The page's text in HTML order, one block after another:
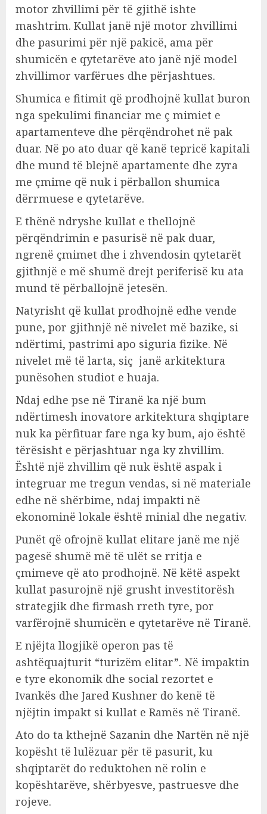
motor zhvillimi për të gjithë ishte
mashtrim. Kullat janë një motor zhvillimi
dhe pasurimi për një pakicë, ama për
shumicën e qytetarëve ato janë një model
zhvillimor varfërues dhe përjashtues.
Shumica e fitimit që prodhojnë kullat buron
nga spekulimi financiar me ç mimiet e
apartamenteve dhe përqëndrohet në pak
duar. Në po ato duar që kanë tepricë kapitali
dhe mund të blejnë apartamente dhe zyra
me çmime që nuk i përballon shumica
dërrmuese e qytetarëve.
E thënë ndryshe kullat e thellojnë
përqëndrimin e pasurisë në pak duar,
ngrenë çmimet dhe i zhvendosin qytetarët
gjithnjë e më shumë drejt periferisë ku ata
mund të përballojnë jetesën.
Natyrisht që kullat prodhojnë edhe vende
pune, por gjithnjë në nivelet më bazike, si
ndërtimi, pastrimi apo siguria fizike. Në
nivelet më të larta, siç janë arkitektura
punësohen studiot e huaja.
Ndaj edhe pse në Tiranë ka një bum
ndërtimesh inovatore arkitektura shqiptare
nuk ka përfituar fare nga ky bum, ajo është
tërësisht e përjashtuar nga ky zhvillim.
Është një zhvillim që nuk është aspak i
integruar me tregun vendas, si në materiale
edhe në shërbime, ndaj impakti në
ekonominë lokale është minial dhe negativ.
Punët që ofrojnë kullat elitare janë me një
pagesë shumë më të ulët se rritja e
çmimeve që ato prodhojnë. Në këtë aspekt
kullat pasurojnë një grusht investitorësh
strategjik dhe firmash rreth tyre, por
varfërojnë shumicën e qytetarëve në Tiranë.
E njëjta llogjikë operon pas të
ashtëquajturit “turizëm elitar”. Në impaktin
e tyre ekonomik dhe social rezortet e
Ivankës dhe Jared Kushner do kenë të
njëjtin impakt si kullat e Ramës në Tiranë.
Ato do ta kthejnë Sazanin dhe Nartën në një
kopësht të lulëzuar për të pasurit, ku
shqiptarët do reduktohen në rolin e
kopështarëve, shërbyesve, pastruesve dhe
rojeve.